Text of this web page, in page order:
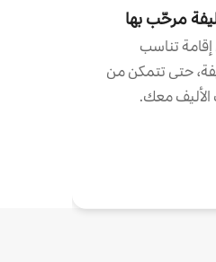
مرحّب بها
تناسب
حتى تتمكن من
الأليف معك.